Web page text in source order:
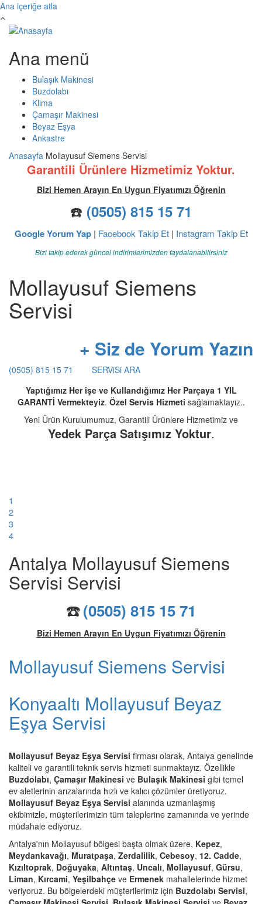
Ana içeriğe atla
Ana menü
Bulaşık Makinesi
Buzdolabı
Klima
Çamaşır Makinesi
Beyaz Eşya
Ankastre
Anasayfa Mollayusuf Siemens Servisi
Garantili Ürünlere Hizmetimiz Yoktur.
Bizi Hemen Arayın En Uygun Fiyatımızı Öğrenin
☎️ (0505) 815 15 71
Google Yorum Yap| Facebook Takip Et| Instagram Takip Et
Bizi takip ederek güncel indirimlerimizden faydalanabilirsiniz
Mollayusuf Siemens
Servisi
+ Siz de Yorum Yazın
(0505) 815 15 71
SERViSi ARA
Yaptığımız Her işe ve Kullandığımız Her Parçaya 1 YIL
GARANTİ Vermekteyiz. Özel Servis Hizmeti sağlamaktayız..
Yeni Ürün Kurulumumuz, Garantili Ürünlere Hizmetimiz ve
Yedek Parça Satışımız Yoktur.
1
2
3
4
Antalya Mollayusuf Siemens
Servisi Servisi
☎️(0505) 815 15 71
Bizi Hemen Arayın En Uygun Fiyatımızı Öğrenin
Mollayusuf Siemens Servisi
Konyaaltı Mollayusuf Beyaz
Eşya Servisi
Mollayusuf Beyaz Eşya Servisi firması olarak, Antalya genelinde
kaliteli ve garantili teknik servis hizmeti sunmaktayız. Özellikle
Buzdolabı, Çamaşır Makinesi ve Bulaşık Makinesi gibi temel
ev aletlerinin arızalarında hızlı ve kalıcı çözümler üretiyoruz.
Mollayusuf Beyaz Eşya Servisi alanında uzmanlaşmış
ekibimizle, müşterilerimizin tüm taleplerine zamanında ve yerinde
müdahale ediyoruz.
Antalya'nın Mollayusuf bölgesi başta olmak üzere, Kepez,
Meydankavağı, Muratpaşa, Zerdalilik, Cebesoy, 12. Cadde,
Kızıltoprak, Doğuyaka, Altıntaş, Uncalı, Mollayusuf, Gürsu,
Liman, Kırcami, Yeşilbahçe ve Ermenek mahallelerinde hizmet
veriyoruz. Bu bölgelerdeki müşterilerimiz için Buzdolabı Servisi,